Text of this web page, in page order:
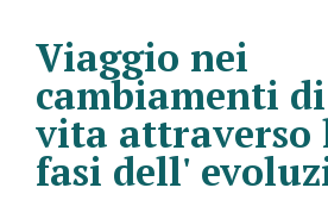
Viaggio nei
cambiamenti
vita attraverso
fasi dell'